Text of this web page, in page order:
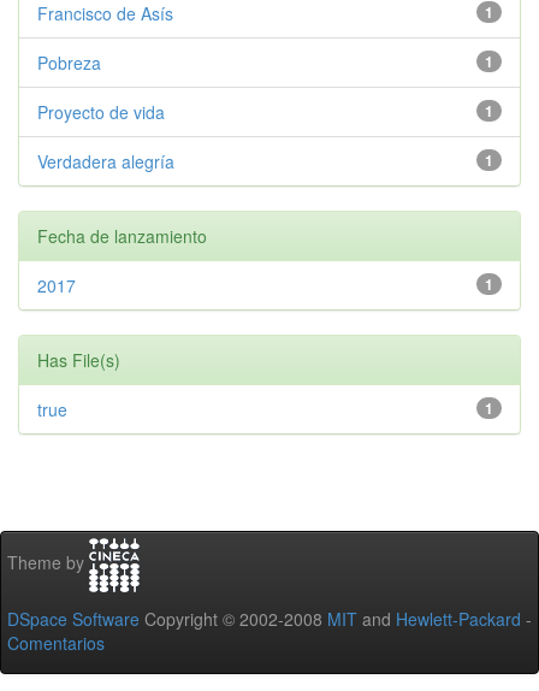
1
Francisco de Asís
1
Pobreza
1
Proyecto de vida
1
Verdadera alegría
Fecha de lanzamiento
1
2017
Has File(s)
1
true
Theme by
DSpace Software Copyright © 2002-2008 MIT and Hewlett-Packard -
Comentarios